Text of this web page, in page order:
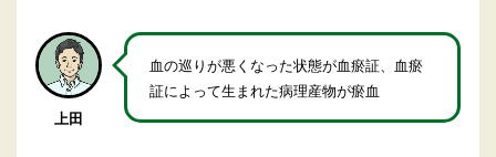
上田
血の巡りが悪くなった状態が血瘀証、血瘀
証によって生まれた病理産物が瘀血